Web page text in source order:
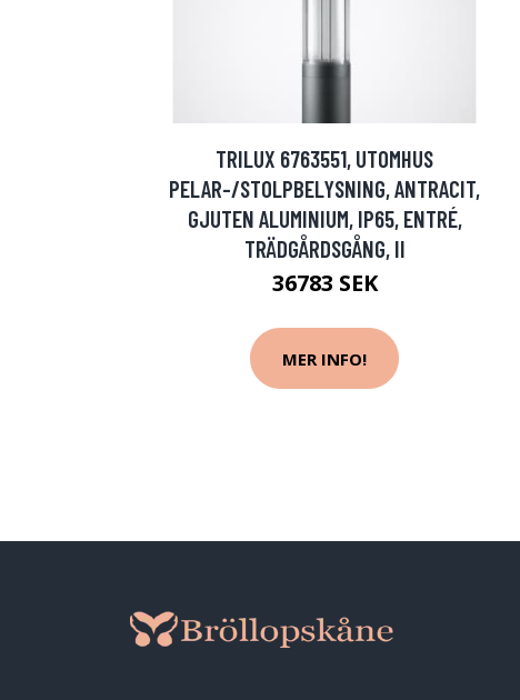
TRILUX 6763551, UTOMHUS
PELAR-/STOLPBELYSNING, ANTRACIT,
GJUTEN ALUMINIUM, IP65, ENTRÉ,
TRÄDGÅRDSGÅNG, II
36783 SEK
MER INFO!